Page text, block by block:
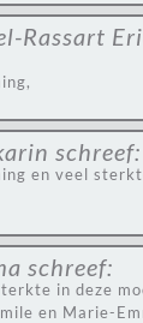
Rassart
schreef:
en veel
schreef:
in deze
en Marie-